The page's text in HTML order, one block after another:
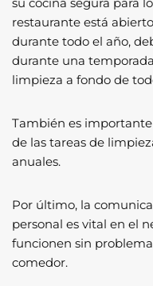
restaurante está
durante todo el año,
durante una
limpieza a fondo de
También es
de las tareas de
anuales.
Por último, la
personal es vital en el
funcionen sin
comedor.